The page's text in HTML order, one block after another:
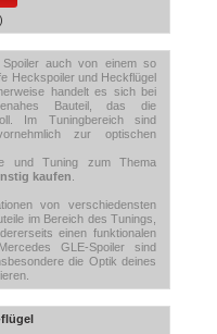
auch von einem so
Heckspoiler und Heckflügel
handelt es sich bei
Bauteil, das die
Im Tuningbereich sind
zur optischen
und Tuning zum Thema
kaufen
von verschiedensten
im Bereich des Tunings,
einen funktionalen
GLE-Spoiler sind
die Optik deines